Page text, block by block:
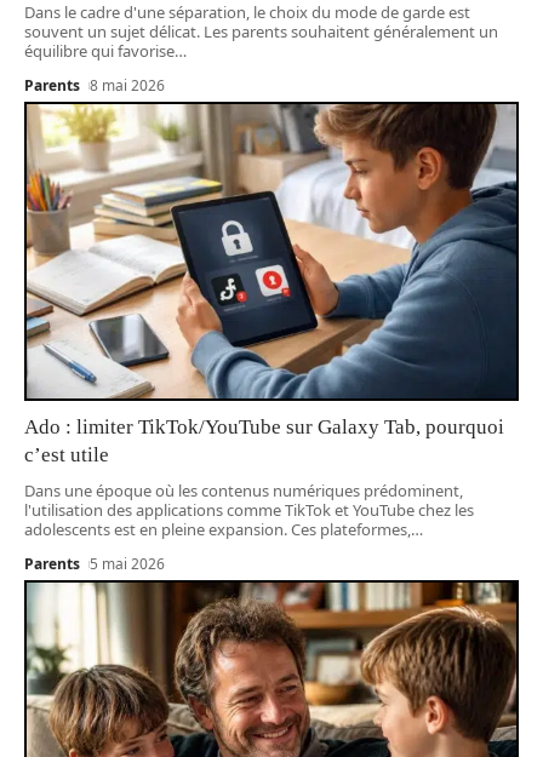
Dans le cadre d'une séparation, le choix du mode de garde est
souvent un sujet délicat. Les parents souhaitent généralement un
équilibre qui favorise…
Parents 8 mai 2026
Ado : limiter TikTok/YouTube sur Galaxy Tab, pourquoi
c’est utile
Dans une époque où les contenus numériques prédominent,
l'utilisation des applications comme TikTok et YouTube chez les
adolescents est en pleine expansion. Ces plateformes,…
Parents 5 mai 2026